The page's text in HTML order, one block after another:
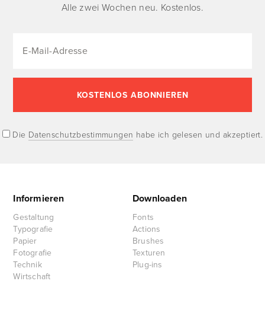
Alle zwei Wochen neu. Kostenlos.
Die Datenschutzbestimmungen habe ich gelesen und akzeptiert.
Informieren
Gestaltung
Typografie
Papier
Fotografie
Technik
Wirtschaft
Downloaden
Fonts
Actions
Brushes
Texturen
Plug-ins